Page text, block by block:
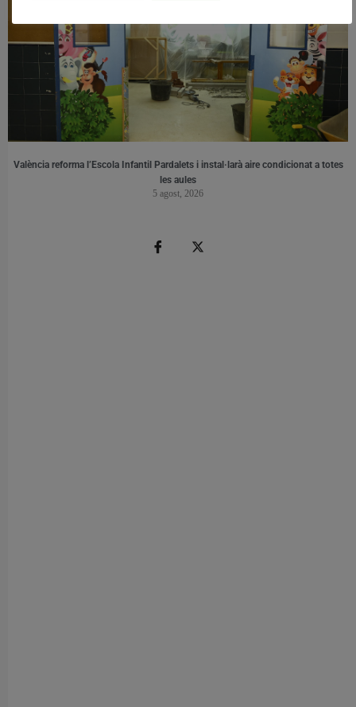
València reforma l’Escola Infantil Pardalets i instal·larà aire condicionat a totes
les aules
5 agost, 2026